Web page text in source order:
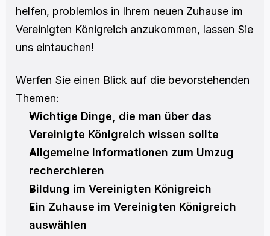
helfen, problemlos in Ihrem neuen Zuhause im
Vereinigten Königreich anzukommen, lassen Sie
uns eintauchen!
Werfen Sie einen Blick auf die bevorstehenden
Themen:
Wichtige Dinge, die man über das
Vereinigte Königreich wissen sollte
Allgemeine Informationen zum Umzug
recherchieren
Bildung im Vereinigten Königreich
Ein Zuhause im Vereinigten Königreich
auswählen